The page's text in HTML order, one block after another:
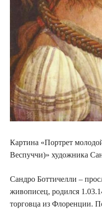
Картина «Портрет
Веспуччи)» художника
Сандро Боттичелли –
живописец, родился
торговца из Флоренции.